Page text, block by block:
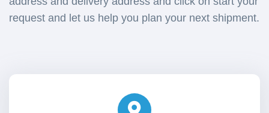
request and let us help you plan your next shipment.